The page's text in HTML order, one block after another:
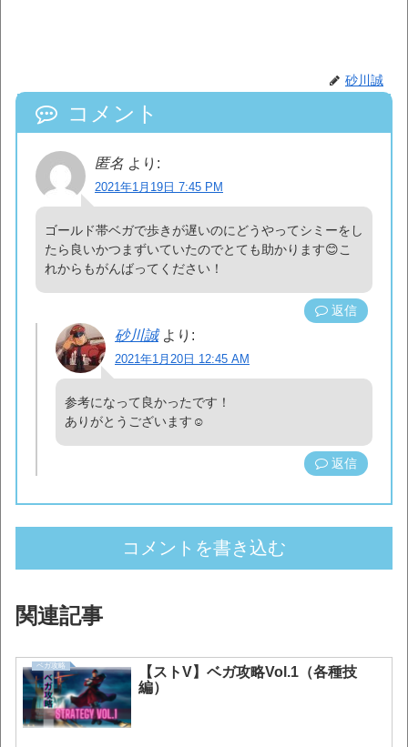
砂川誠
コメント
匿名 より:
2021年1月19日 7:45 PM
ゴールド帯ベガで歩きが遅いのにどうやってシミーをし
たら良いかつまずいていたのでとても助かります😊こ
れからもがんばってください！
返信
砂川誠 より:
2021年1月20日 12:45 AM
参考になって良かったです！
ありがとうございます☺
返信
コメントを書き込む
関連記事
ベガ攻略
【ストV】ベガ攻略Vol.1（各種技
編）